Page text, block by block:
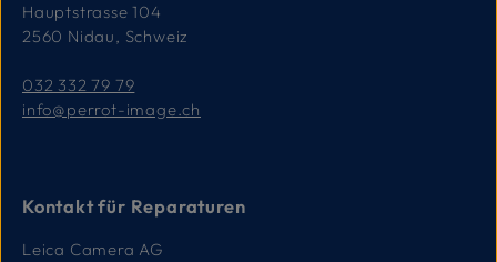
Hauptstrasse 104
2560 Nidau, Schweiz
032 332 79 79
info@perrot-image.ch
Kontakt für Reparaturen
Leica Camera AG